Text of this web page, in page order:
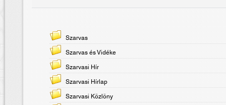
Szarvas
Szarvas és Vidéke
Szarvasi Hír
Szarvasi Hírlap
Szarvasi Közlöny